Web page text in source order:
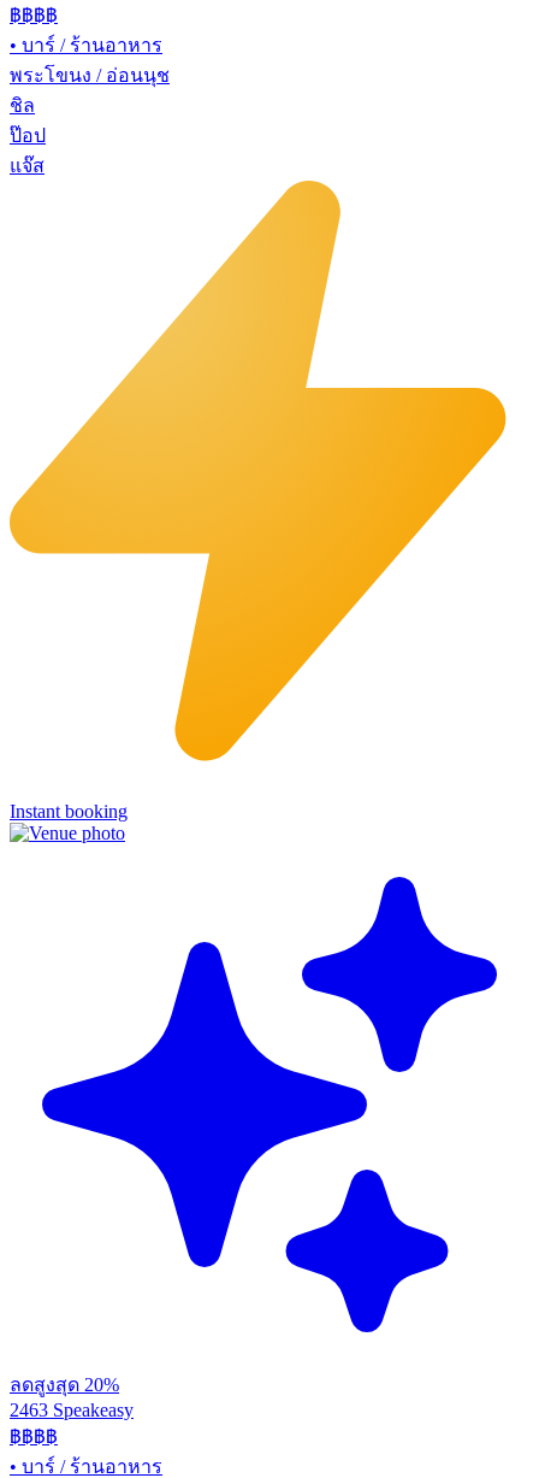
฿฿฿฿
• บาร์ / ร้านอาหาร
พระโขนง / อ่อนนุช
ชิล
ป๊อป
แจ๊ส
Instant booking
ลดสูงสุด 20%
2463 Speakeasy
฿฿฿฿
• บาร์ / ร้านอาหาร